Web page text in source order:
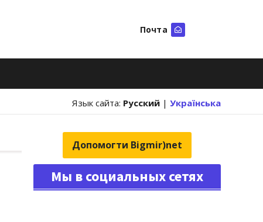
Почта
Язык сайта: Русский | Українська
Допомогти Bigmir)net
Мы в социальных сетях